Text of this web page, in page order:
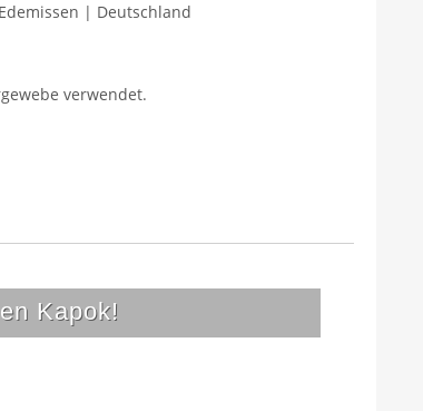
| Deutschland
verwendet.
Kapok!